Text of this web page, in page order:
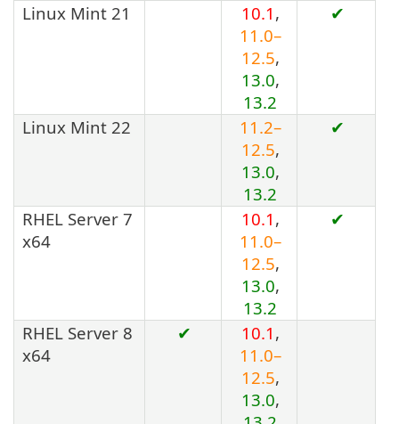
Linux Mint 21 10.1 ,
11.0–
12.5,
13.0,
13.2
✔
Linux Mint 22
11.2–
12.5,
13.0,
13.2
✔
RHEL Server 7
x64
10.1 ,
11.0–
12.5,
13.0,
13.2
✔
RHEL Server 8
x64
✔ 10.1 ,
11.0–
12.5,
13.0,